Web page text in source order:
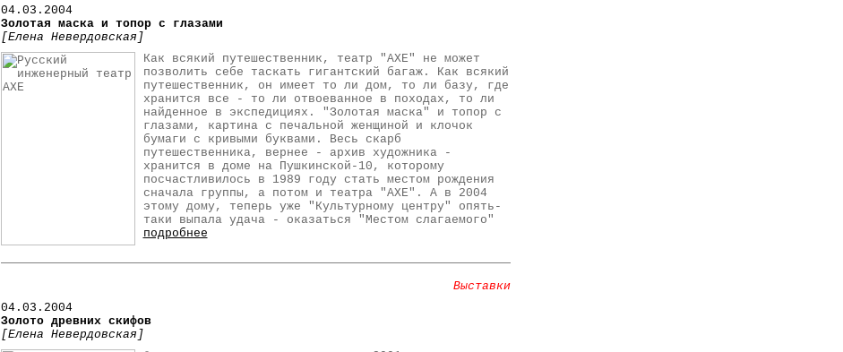
04.03.2004
Золотая маска и топор с глазами
[Елена Невердовская]
Как всякий путешественник, театр "АХЕ" не может
позволить себе таскать гигантский багаж. Как всякий
путешественник, он имеет то ли дом, то ли базу, где
хранится все - то ли отвоеванное в походах, то ли
найденное в экспедициях. "Золотая маска" и топор с
глазами, картина с печальной женщиной и клочок
бумаги с кривыми буквами. Весь скарб
путешественника, вернее - архив художника -
хранится в доме на Пушкинской-10, которому
посчастливилось в 1989 году стать местом рождения
сначала группы, а потом и театра "АХЕ". А в 2004
этому дому, теперь уже "Культурному центру" опять-
таки выпала удача - оказаться "Местом слагаемого"
подробнее
Выставки
04.03.2004
Золото древних скифов
[Елена Невердовская]